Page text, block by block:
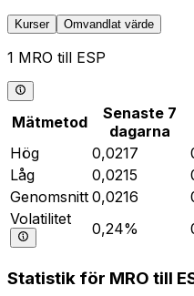
Kurser Omvandlat värde
1 MRO till ESP
Mätmetod
Senaste 7
dagarna
Hög
0,0217
Låg
0,0215
Genomsnitt 0,0216
Volatilitet
0,24%
Statistik för MRO till